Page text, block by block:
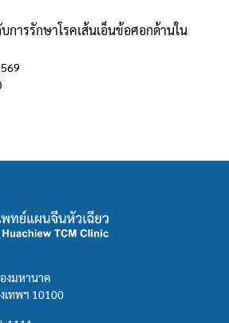
การรักษาโรคเส้นเอ็นข้อศอกด้านใน
งมหานาค
เทพฯ 10100